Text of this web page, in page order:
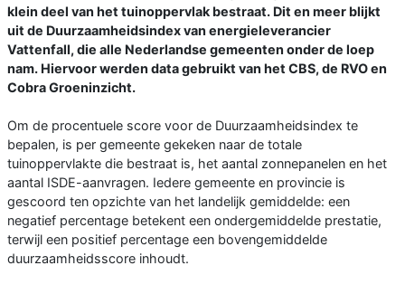
klein deel van het tuinoppervlak bestraat. Dit en meer blijkt
uit de Duurzaamheidsindex van energieleverancier
Vattenfall, die alle Nederlandse gemeenten onder de loep
nam. Hiervoor werden data gebruikt van het CBS, de RVO en
Cobra Groeninzicht.
Om de procentuele score voor de Duurzaamheidsindex te
bepalen, is per gemeente gekeken naar de totale
tuinoppervlakte die bestraat is, het aantal zonnepanelen en het
aantal ISDE-aanvragen. Iedere gemeente en provincie is
gescoord ten opzichte van het landelijk gemiddelde: een
negatief percentage betekent een ondergemiddelde prestatie,
terwijl een positief percentage een bovengemiddelde
duurzaamheidsscore inhoudt.